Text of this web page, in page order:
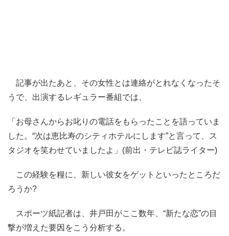
記事が出たあと、その女性とは連絡がとれなくなったそ
うで、出演するレギュラー番組では、
「お母さんからお叱りの電話をもらったことを語っていま
した。“次は恵比寿のシティホテルにします”と言って、ス
タジオを笑わせていましたよ」(前出・テレビ誌ライター)
この経験を糧に、新しい彼女をゲットといったところだ
ろうか?
スポーツ紙記者は、井戸田がここ数年、“新たな恋”の目
撃が増えた要因をこう分析する。